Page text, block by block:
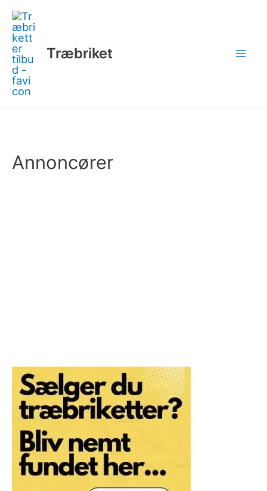
Gå
indholdet
Træbriket
Annoncører